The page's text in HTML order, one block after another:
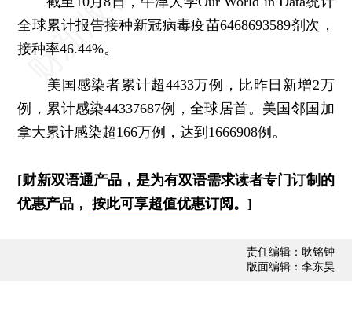
全球累计报告接种新冠病毒疫苗6468693589剂次，
接种率46.44%。
美国感染者累计超4433万例，比昨日新增2万
例，累计感染44337687例，全球居首。美国邻国加
拿大累计感染超166万例，达到1666908例。
[财新双语通产品，是为有双语需求读者专门订制的
优惠产品，按此可享超值优惠订阅 。]
责任编辑：耿铭钟
版面编辑：李东昊